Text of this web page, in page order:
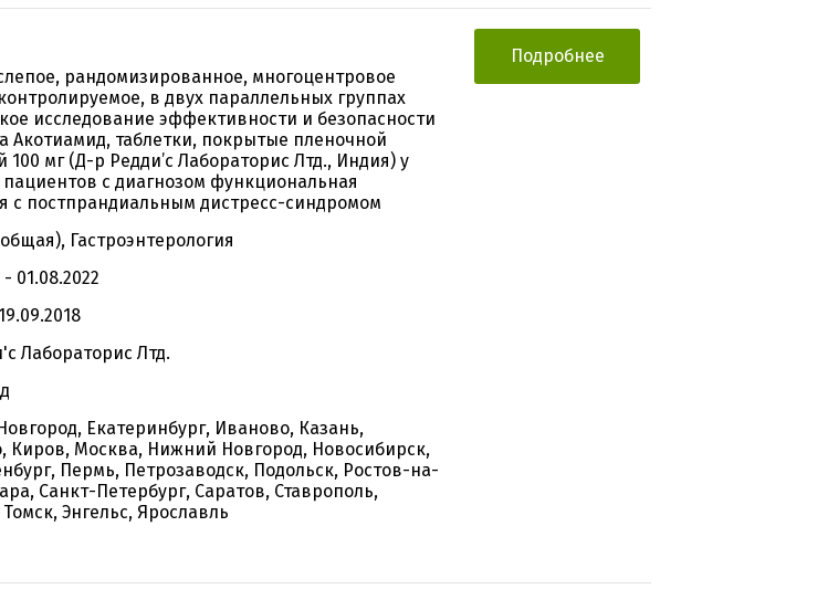
рандомизированное, многоцентровое
в двух параллельных группах
исследование эффективности и безопасности
Акотиамид, таблетки, покрытые пленочной
100 мг (Д-р Редди’с Лабораторис Лтд., Индия) у
пациентов с диагнозом функциональная
с постпрандиальным дистресс-синдромом
Гастроэнтерология
- 01.08.2022
Лабораторис Лтд.
Екатеринбург, Иваново, Казань,
Киров, Москва, Нижний Новгород, Новосибирск,
Пермь, Петрозаводск, Подольск, Ростов-на-
Санкт-Петербург, Саратов, Ставрополь,
Энгельс, Ярославль
Подробнее